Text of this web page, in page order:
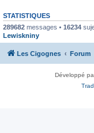
STATISTIQUES
289682 messages • 16234
Lewiskniny
Les Cigognes Forum
Développé